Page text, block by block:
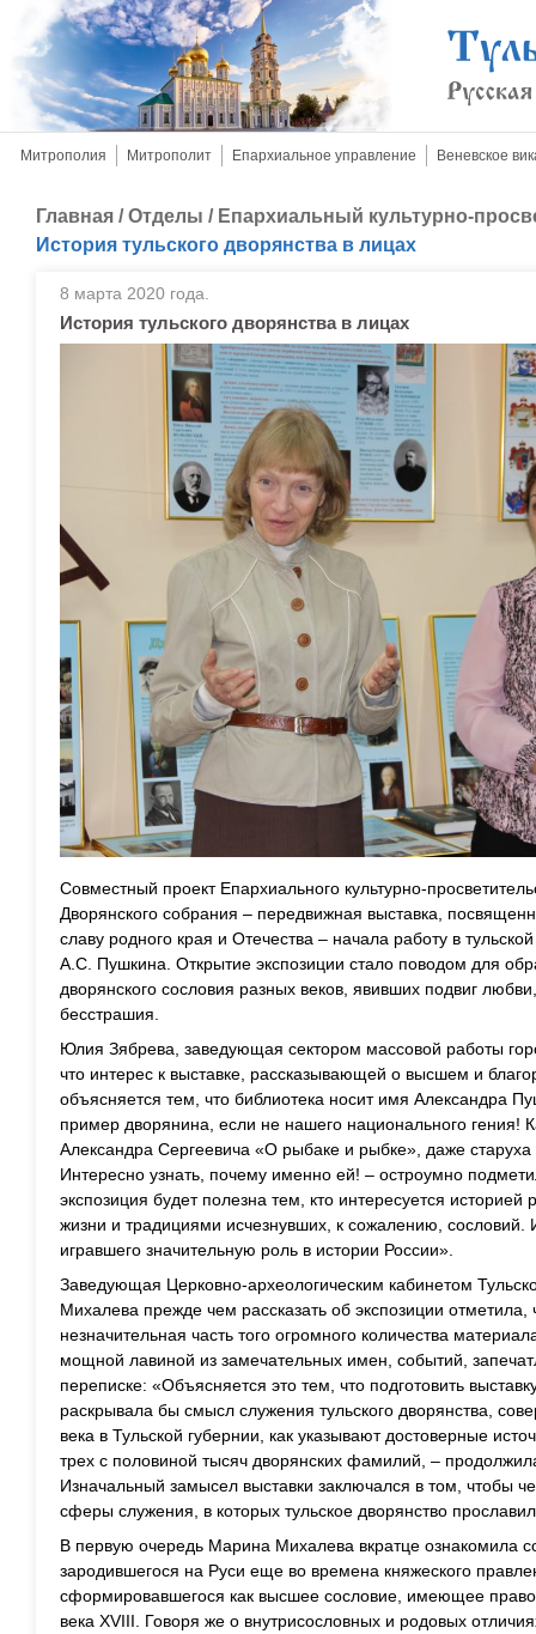
Митрополия Митрополит Епархиальное управление Веневское
Главная /Отделы / Епархиальный культурно-
История тульского дворянства в лицах
8 марта 2020 года.
История тульского дворянства в лицах
Совместный проект Епархиального культурно-
Дворянского собрания – передвижная выставка,
славу родного края и Отечества – начала работу в
А.С. Пушкина. Открытие экспозиции стало поводом для
дворянского сословия разных веков, явивших подвиг
бесстрашия.
Юлия Зябрева, заведующая сектором массовой работы
что интерес к выставке, рассказывающей о высшем и
объясняется тем, что библиотека носит имя Александра
пример дворянина, если не нашего национального гения!
Александра Сергеевича «О рыбаке и рыбке», даже старуха
Интересно узнать, почему именно ей! – остроумно
экспозиция будет полезна тем, кто интересуется
жизни и традициями исчезнувших, к сожалению, сословий.
игравшего значительную роль в истории России».
Заведующая Церковно-археологическим кабинетом
Михалева прежде чем рассказать об экспозиции отметила,
незначительная часть того огромного количества
мощной лавиной из замечательных имен, событий,
переписке: «Объясняется это тем, что подготовить
раскрывала бы смысл служения тульского дворянства,
века в Тульской губернии, как указывают достоверные
трех с половиной тысяч дворянских фамилий, –
Изначальный замысел выставки заключался в том, чтобы
сферы служения, в которых тульское дворянство
В первую очередь Марина Михалева вкратце ознакомила
зародившегося на Руси еще во времена княжеского
сформировавшегося как высшее сословие, имеющее
века XVIII. Говоря же о внутрисословных и родовых